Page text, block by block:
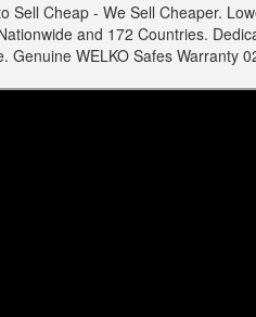
Sell Cheap - We Sell Cheaper.
and 172 Countries.
Genuine WELKO Safes Warranty